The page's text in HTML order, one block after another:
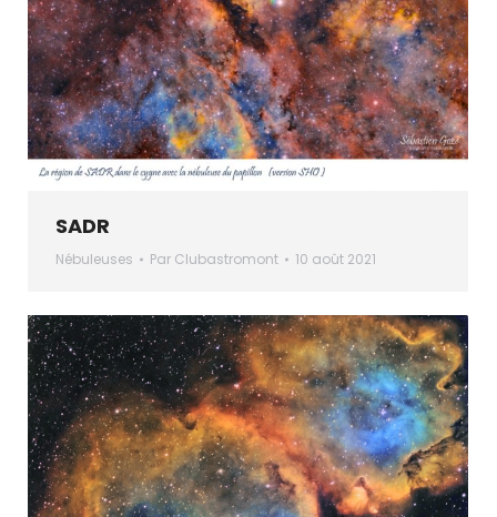
SADR
Nébuleuses Par Clubastromont 10 août 2021